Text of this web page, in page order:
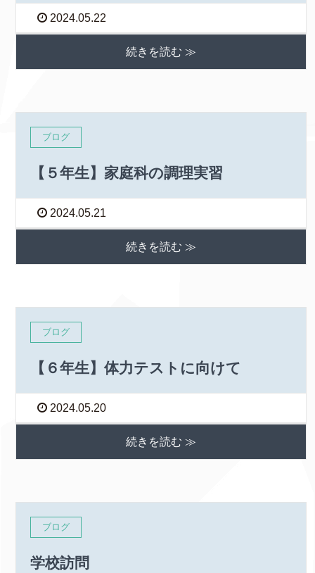
2024.05.22
続きを読む ≫
ブログ
【５年生】家庭科の調理実習
2024.05.21
続きを読む ≫
ブログ
【６年生】体力テストに向けて
2024.05.20
続きを読む ≫
ブログ
学校訪問